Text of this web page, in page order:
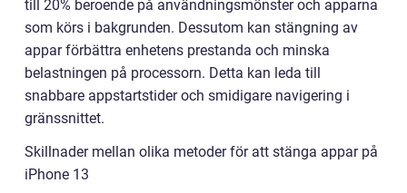
till 20% beroende på användningsmönster och apparna
som körs i bakgrunden. Dessutom kan stängning av
appar förbättra enhetens prestanda och minska
belastningen på processorn. Detta kan leda till
snabbare appstartstider och smidigare navigering i
gränssnittet.
Skillnader mellan olika metoder för att stänga appar på
iPhone 13